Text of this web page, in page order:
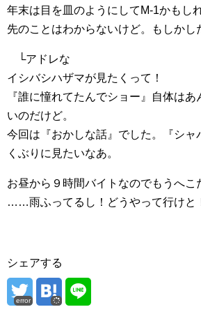
年末は目を皿のようにしてM-1かもし
先のことはわからないけど。もしかし
└アドレな
イシバシハザマが見たくって！
『誰に憧れてたんでショー』自体は
いのだけど。
今回は『おかしな話』でした。『シャ
くぶりに見たいなあ。
お昼から９時間バイトなのでもうへこ
……雨ふってるし！どうやって行けと
シェアする
error